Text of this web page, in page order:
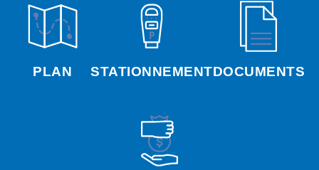
PLAN STATIONNEMENTDOCUMENTS